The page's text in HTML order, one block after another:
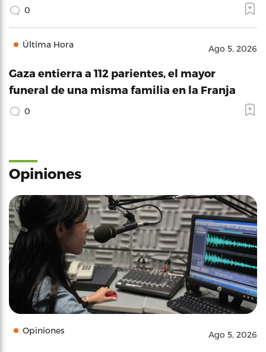
0
Última Hora Ago 5, 2026
Gaza entierra a 112 parientes, el mayor
funeral de una misma familia en la Franja
0
Opiniones
Opiniones Ago 5, 2026